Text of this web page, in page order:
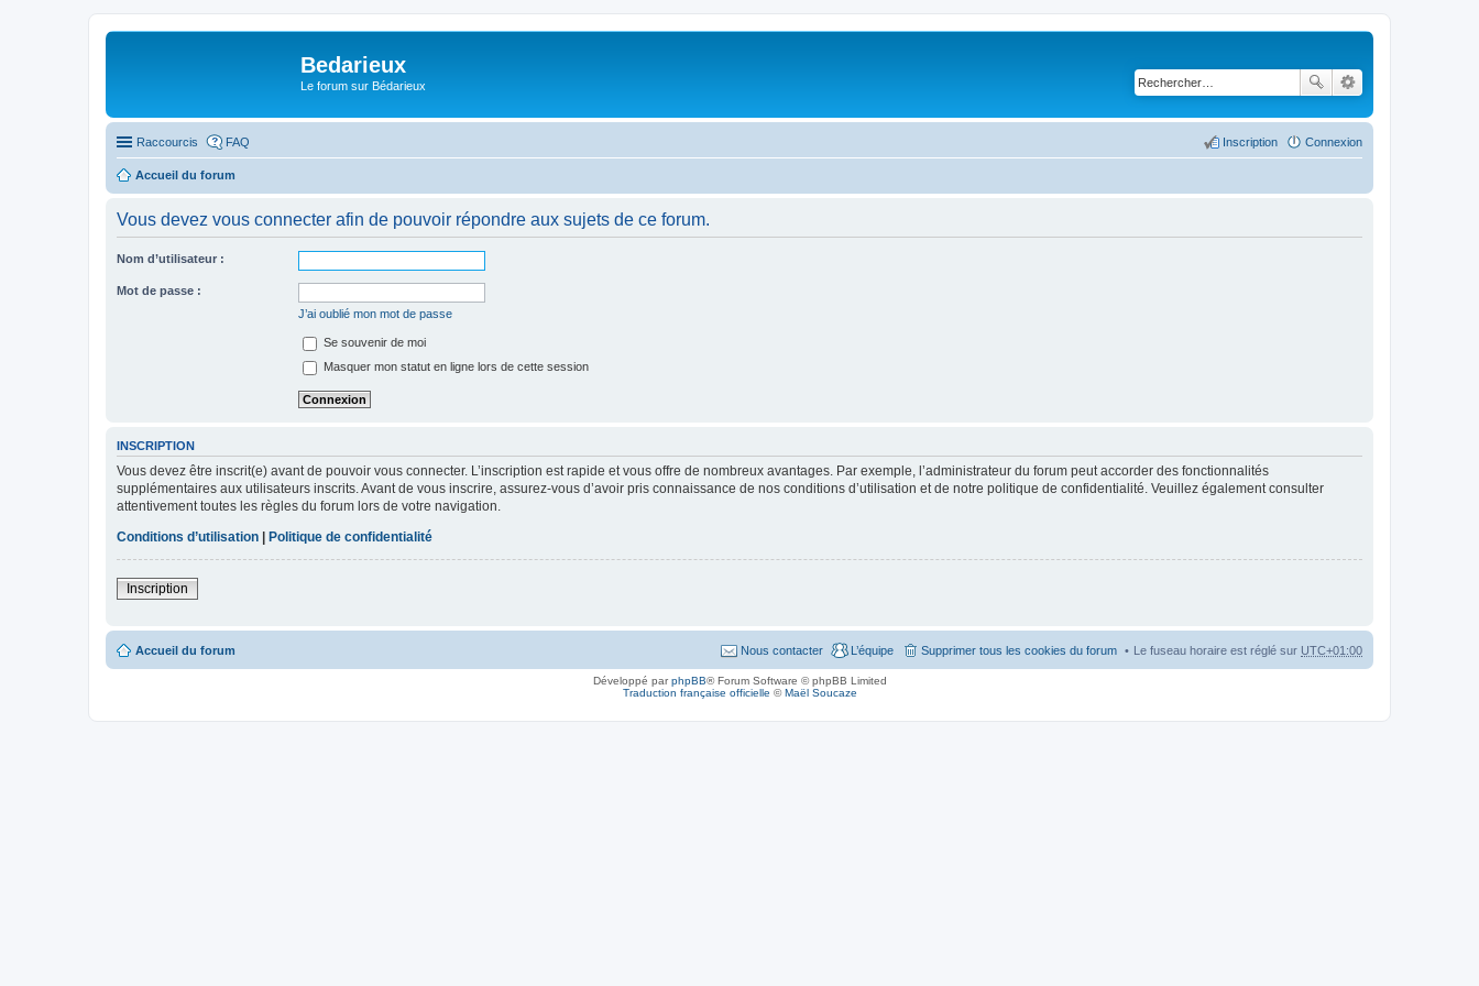
Bedarieux
Le forum sur Bédarieux
Raccourcis FAQ Connexion
Inscription
Accueil du forum
Vous devez vous connecter afin de pouvoir répondre aux sujets de ce forum.
Nom d’utilisateur :
Mot de passe :
J’ai oublié mon mot de passe
Se souvenir de moi
Masquer mon statut en ligne lors de cette session
INSCRIPTION
Vous devez être inscrit(e) avant de pouvoir vous connecter. L’inscription est rapide et vous offre de nombreux avantages. Par exemple, l’administrateur du forum peut accorder des fonctionnalités
supplémentaires aux utilisateurs inscrits. Avant de vous inscrire, assurez-vous d’avoir pris connaissance de nos conditions d’utilisation et de notre politique de confidentialité. Veuillez également consulter
attentivement toutes les règles du forum lors de votre navigation.
Conditions d’utilisation
Politique de confidentialité
Inscription
Accueil du forum Le fuseau horaire est réglé sur UTC+01:00
Supprimer tous les cookies du forum
L’équipe
Nous contacter
Développé parphpBB® Forum Software © phpBB Limited
Traduction française officielle ©Maël Soucaze